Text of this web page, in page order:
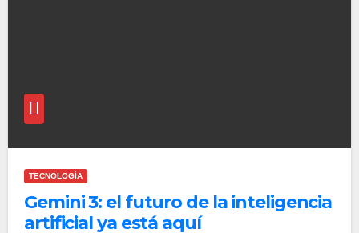
TECNOLOGÍA
Gemini 3: el futuro de la inteligencia
artificial ya está aquí